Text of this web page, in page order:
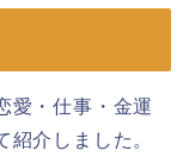
愛・仕事・金運
介しました。